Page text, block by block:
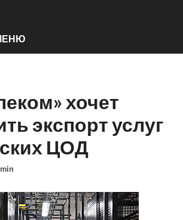
хочет
экспорт услуг
ЦОД